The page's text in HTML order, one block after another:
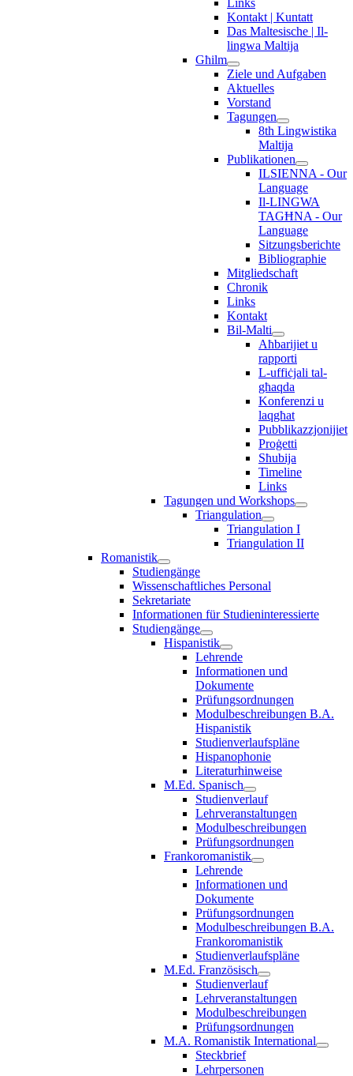
Kontakt | Kuntatt
Das Maltesische | Il-
lingwa Maltija
Għilm
Ziele und Aufgaben
Aktuelles
Vorstand
Tagungen
8th Lingwistika
Maltija
Publikationen
ILSIENNA - Our
Language
Il-LINGWA
TAGĦNA - Our
Language
Sitzungsberichte
Bibliographie
Mitgliedschaft
Chronik
Links
Kontakt
Bil-Malti
Aħbarijiet u
rapporti
L-uffiċjali tal-
għaqda
Konferenzi u
laqgħat
Pubblikazzjonijiet
Proġetti
Sħubija
Timeline
Links
Tagungen und Workshops
Triangulation
Triangulation I
Triangulation II
Romanistik
Studiengänge
Wissenschaftliches Personal
Sekretariate
Informationen für Studieninteressierte
Studiengänge
Hispanistik
Lehrende
Informationen und
Dokumente
Prüfungsordnungen
Modulbeschreibungen B.A.
Hispanistik
Studienverlaufspläne
Hispanophonie
Literaturhinweise
M.Ed. Spanisch
Studienverlauf
Lehrveranstaltungen
Modulbeschreibungen
Prüfungsordnungen
Frankoromanistik
Lehrende
Informationen und
Dokumente
Prüfungsordnungen
Modulbeschreibungen B.A.
Frankoromanistik
Studienverlaufspläne
M.Ed. Französisch
Studienverlauf
Lehrveranstaltungen
Modulbeschreibungen
Prüfungsordnungen
M.A. Romanistik International
Steckbrief
Lehrpersonen